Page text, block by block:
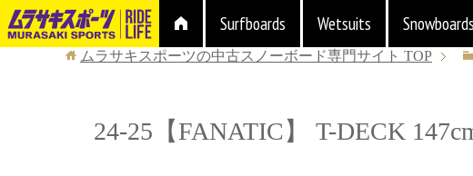
Surfboards Wetsuits Snowboards
ムラサキスポーツの中古スノーボード専門サイト TOP
24-25【FANATIC】 T-DECK